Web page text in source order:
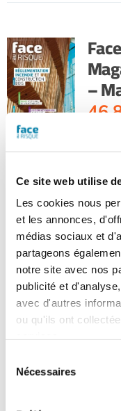
Ce site web utilise
Les cookies nous
et les annonces,
médias sociaux et
partageons
notre site avec nos
publicité et
avec d'autres
ou qu'ils ont
Nécessaires
–
:
Mais
de la
NIS2